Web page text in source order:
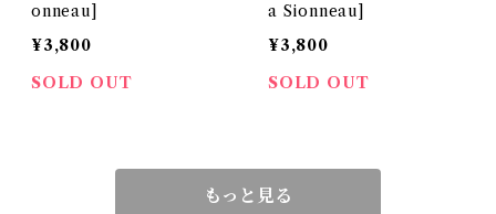
onneau]
¥3,800
SOLD OUT
a Sionneau]
¥3,800
SOLD OUT
もっと見る